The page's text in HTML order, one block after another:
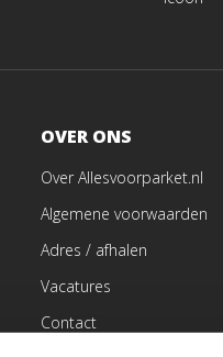
OVER ONS
Over Allesvoorparket.nl
Algemene voorwaarden
Adres / afhalen
Vacatures
Contact